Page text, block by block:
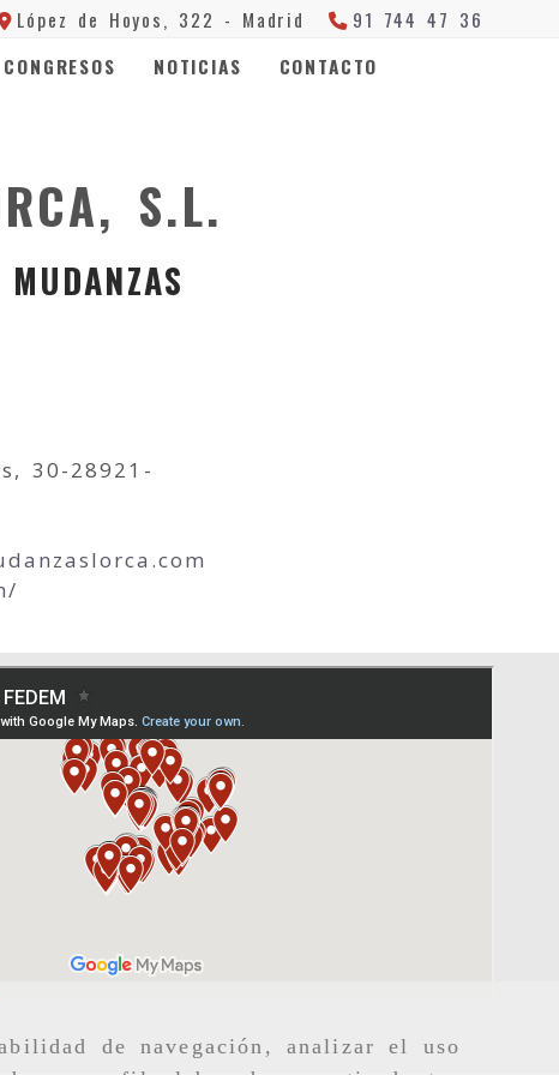
de navegación, analizar el uso
López de Hoyos, 322 - Madrid
91 744 47 36
CONGRESOS NOTICIAS
CONTACTO
S.L.
30-28921-